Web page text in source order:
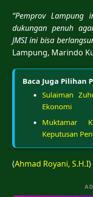
“Pemprov Lampung
dukungan penuh
JMSI ini bisa
Lampung, Marindo
Baca Juga Pilihan
Sulaiman
Ekonomi
Muktamar
Keputusan
(Ahmad Royani, S.H.I)